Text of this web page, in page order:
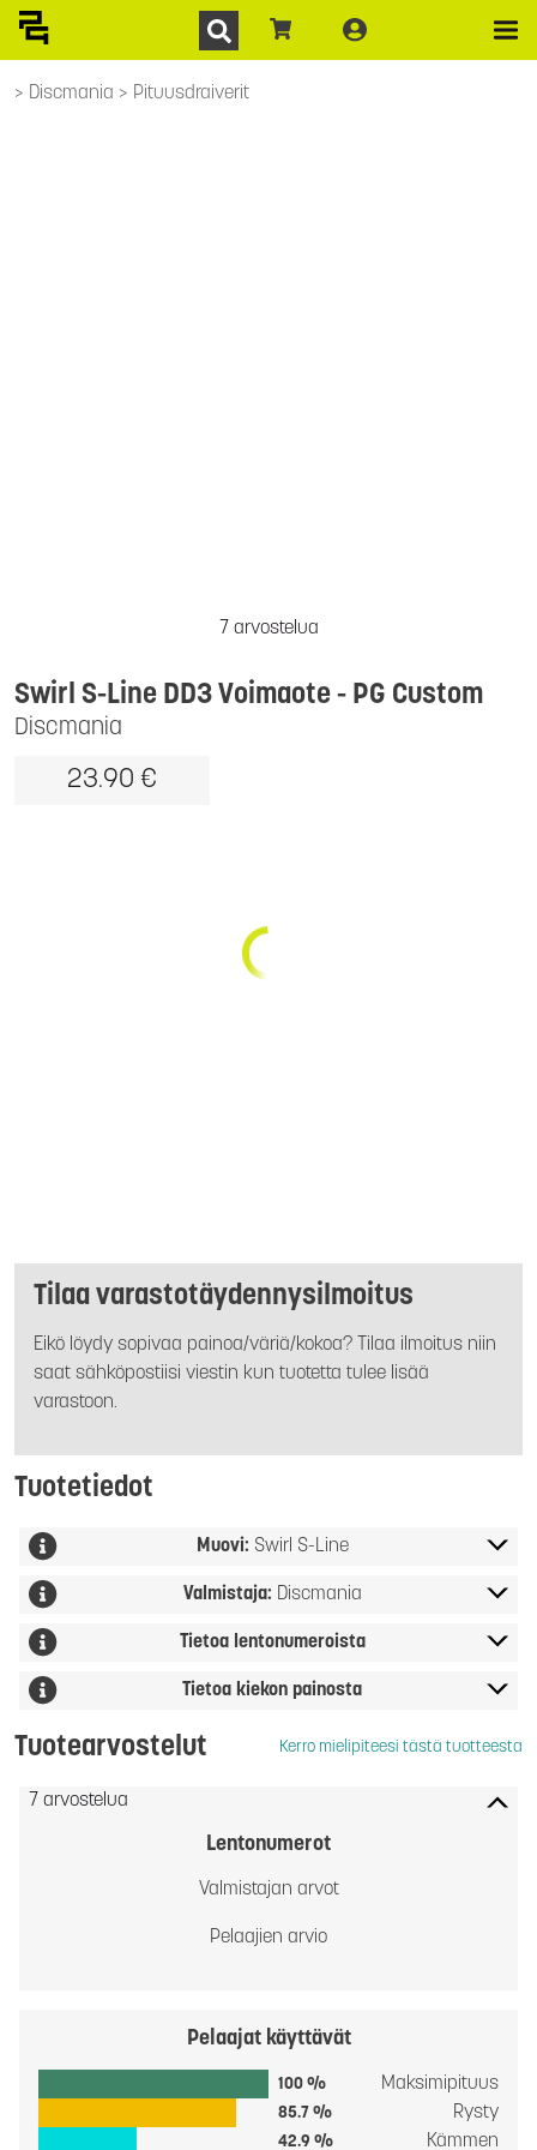
Discmania Pituusdraiverit
7 arvostelua
Discmania
Swirl S-Line DD3 Voimaote - PG Custom
23.90 €
Tilaa varastotäydennysilmoitus
Eikö löydy sopivaa painoa/väriä/kokoa? Tilaa ilmoitus niin
saat sähköpostiisi viestin kun tuotetta tulee lisää
varastoon.
Tuotetiedot
Muovi: Swirl S-Line
Valmistaja: Discmania
Tietoa lentonumeroista
Tietoa kiekon painosta
Tuotearvostelut Kerro mielipiteesi tästä tuotteesta
7 arvostelua
Lentonumerot
Valmistajan arvot
Pelaajien arvio
Pelaajat käyttävät
100 % Maksimipituus
85.7 % Rysty
42.9 % Kämmen